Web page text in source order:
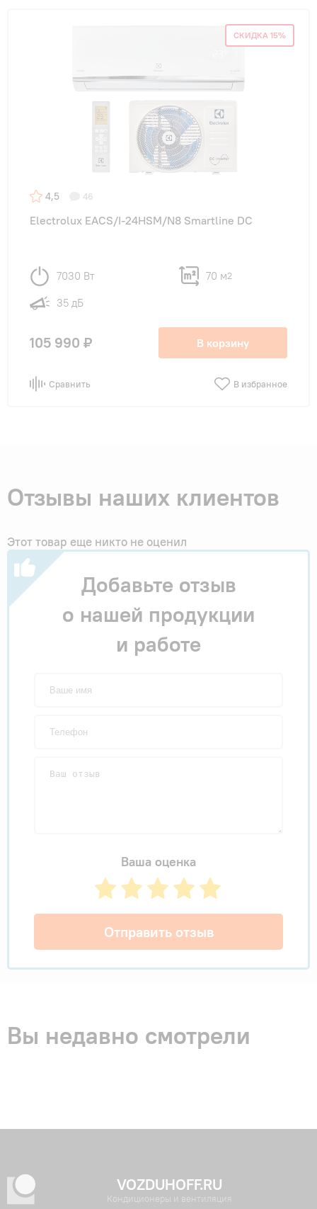
СКИДКА 15%
4,5 46
Electrolux EACS/I-24HSM/N8 Smartline DC
7030 Вт 70 м2
35 дБ
105 990 ₽ В корзину
Сравнить В избранное
Отзывы наших клиентов
Этот товар еще никто не оценил
Добавьте отзыв
о нашей продукции
и работе
Ваша оценка
Отправить отзыв
Вы недавно смотрели
VOZDUHOFF.RU
Кондиционеры и вентиляция